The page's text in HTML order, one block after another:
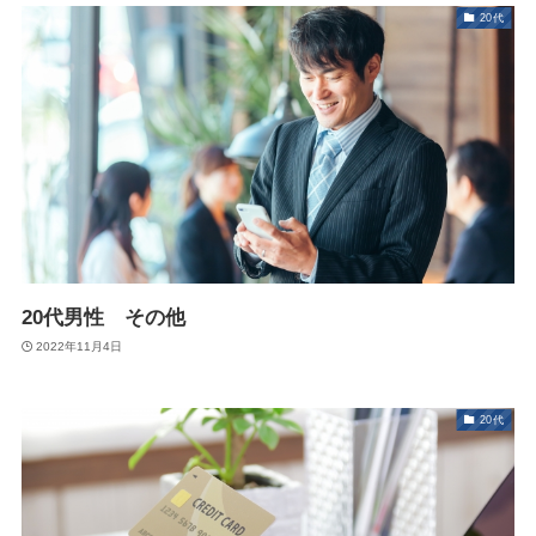
20代
20代男性 その他
2022年11月4日
20代